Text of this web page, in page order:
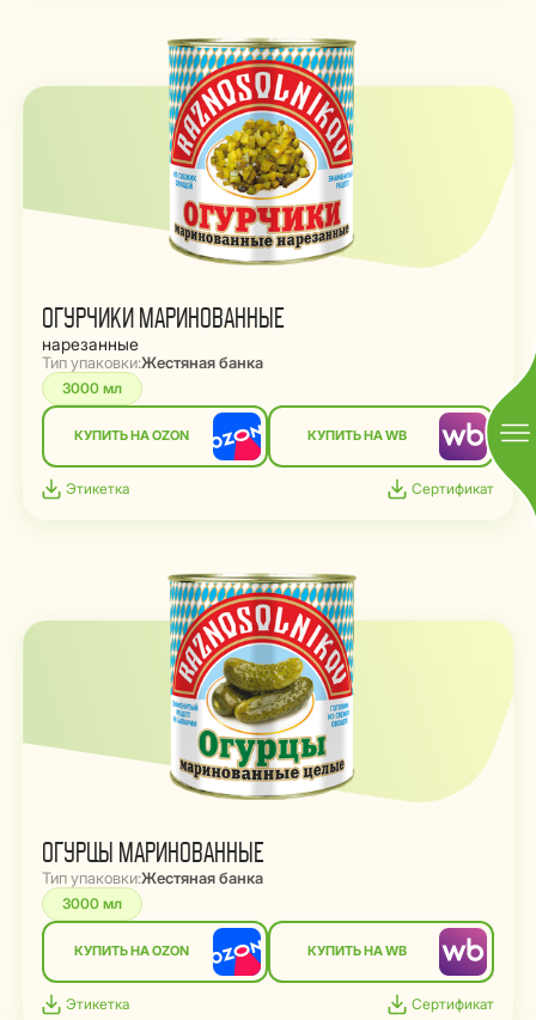
ОГУРЧИКИ МАРИНОВАННЫЕ
нарезанные
Тип упаковки:Жестяная банка
3000 мл
КУПИТЬ НА OZON КУПИТЬ НА WB
Этикетка Сертификат
ОГУРЦЫ МАРИНОВАННЫЕ
Тип упаковки:Жестяная банка
3000 мл
КУПИТЬ НА OZON КУПИТЬ НА WB
Этикетка Сертификат